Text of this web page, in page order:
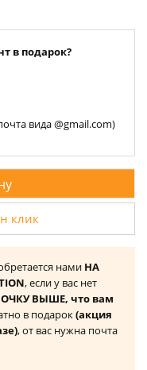
в подарок?
вида @gmail.com)
клик
нами НА
, если у вас нет
ВЫШЕ, что вам
в подарок(акция
, от вас нужна почта